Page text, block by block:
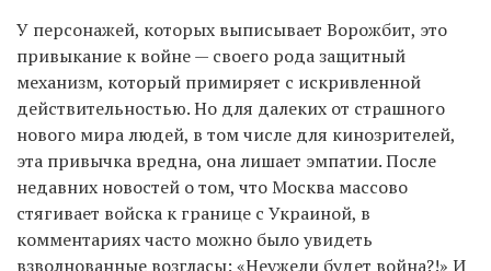
У персонажей, которых выписывает Ворожбит, это
привыкание к войне — своего рода защитный
механизм, который примиряет с искривленной
действительностью. Но для далеких от страшного
нового мира людей, в том числе для кинозрителей,
эта привычка вредна, она лишает эмпатии. После
недавних новостей о том, что Москва массово
стягивает войска к границе с Украиной, в
комментариях часто можно было увидеть
взволнованные возгласы: «Неужели будет война?!» И